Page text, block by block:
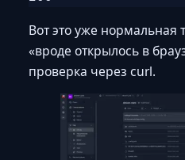
Вот это уже нормальная
«вроде открылось в
проверка через curl.